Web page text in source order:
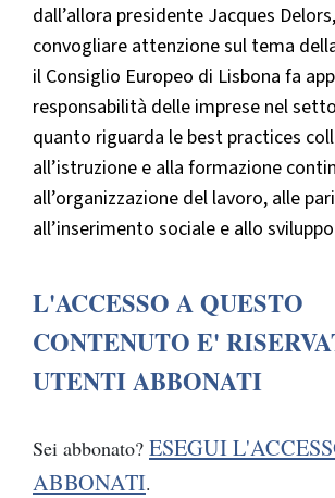
dall’allora presidente Jacques
convogliare attenzione sul tema
il Consiglio Europeo di Lisbona fa
responsabilità delle imprese nel
quanto riguarda le best practices
all’istruzione e alla formazione
all’organizzazione del lavoro, alle
all’inserimento sociale e allo
L'ACCESSO A QUESTO
CONTENUTO E'
UTENTI ABBONATI
Sei abbonato? ESEGUI
ABBONATI.